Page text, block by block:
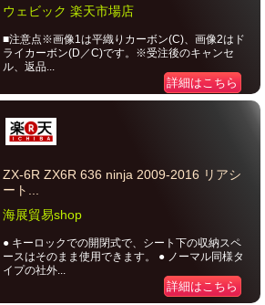
ウェビック 楽天市場店
■注意点※画像1は平織りカーボン(C)、画像2はド
ライカーボン(D／C)です。※受注後のキャンセ
ル、返品...
詳細はこちら
ZX-6R ZX6R 636 ninja 2009-2016 リアシ
ート...
海展貿易shop
● キーロックでの開閉式で、シート下の収納スペ
ースはそのまま使用できます。 ● ノーマル同様タ
イプの社外...
詳細はこちら